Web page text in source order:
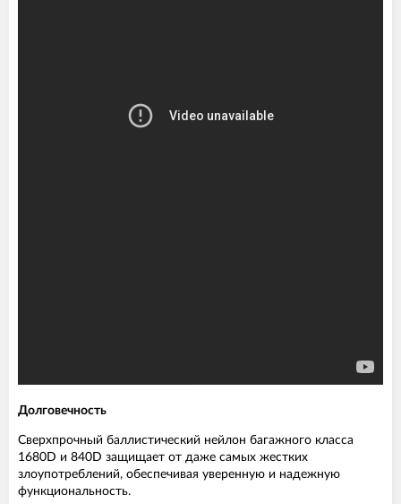
Долговечность
Сверхпрочный баллистический нейлон багажного класса
1680D и 840D защищает от даже самых жестких
злоупотреблений, обеспечивая уверенную и надежную
функциональность.